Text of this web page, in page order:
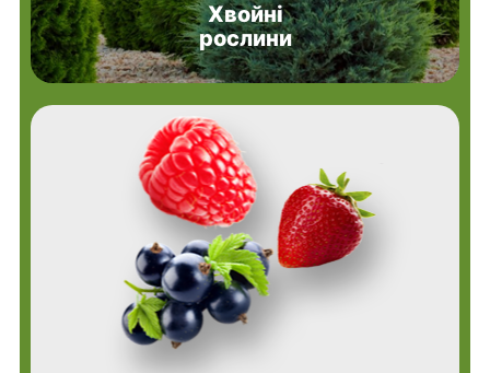
Хвойні
рослини